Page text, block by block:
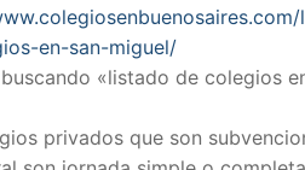
en-san-miguel/
«listado de colegios
privados que son